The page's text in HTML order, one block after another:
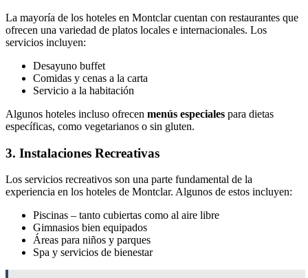
La mayoría de los hoteles en Montclar cuentan con restaurantes que
ofrecen una variedad de platos locales e internacionales. Los
servicios incluyen:
Desayuno buffet
Comidas y cenas a la carta
Servicio a la habitación
Algunos hoteles incluso ofrecen menús especiales para dietas
específicas, como vegetarianos o sin gluten.
3. Instalaciones Recreativas
Los servicios recreativos son una parte fundamental de la
experiencia en los hoteles de Montclar. Algunos de estos incluyen:
Piscinas – tanto cubiertas como al aire libre
Gimnasios bien equipados
Áreas para niños y parques
Spa y servicios de bienestar